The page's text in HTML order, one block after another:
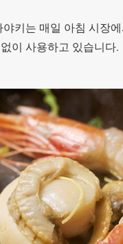
키는 매일 아침 시장
이 사용하고 있습니다.